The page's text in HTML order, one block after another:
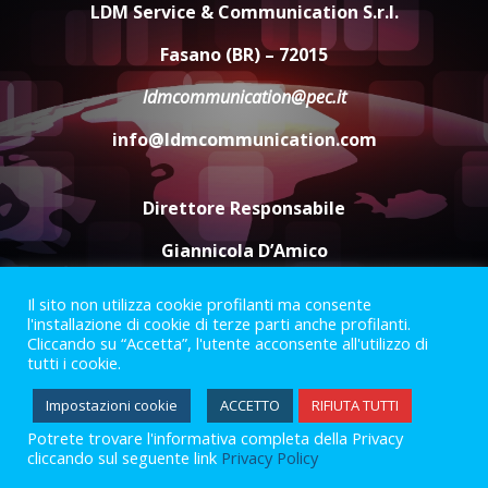
Savelletri
8 Agosto 2026 11:00
Savelletri in festa, domani sera
grande spettacolo con Uccio De
Santis
8 Agosto 2026 07:30
LDM Service & Communication S.r.l.
Fasano (BR) – 72015
ldmcommunication@pec.it
info@ldmcommunication.com
Direttore Responsabile
Giannicola D’Amico
Termini e Condizioni
Privacy Policy
Informazioni Legali
Facebook
Instagram
Youtube
2023 © Gofasano|Powered byCreativestudio
Il sito non utilizza cookie profilanti ma consente
l'installazione di cookie di terze parti anche profilanti.
Cliccando su “Accetta”, l'utente acconsente all'utilizzo di
tutti i cookie.
Impostazioni cookie ACCETTO RIFIUTA TUTTI
Potrete trovare l'informativa completa della Privacy
cliccando sul seguente link Privacy Policy